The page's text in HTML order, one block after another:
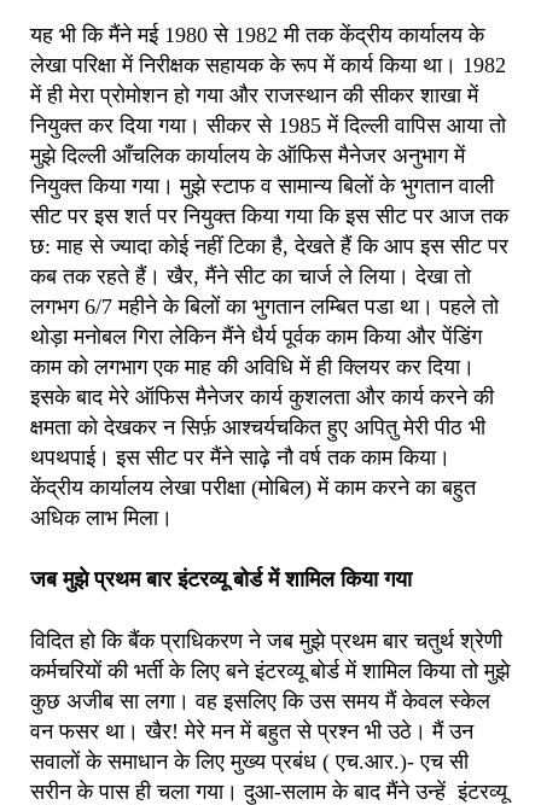
यह भी कि मैंने मई 1980 से 1982 मी तक केंद्रीय कार्यालय के
लेखा परिक्षा में निरीक्षक सहायक के रूप में कार्य किया था। 1982
में ही मेरा प्रोमोशन हो गया और राजस्थान की सीकर शाखा में
नियुक्त कर दिया गया। सीकर से 1985 में दिल्ली वापिस आया तो
मुझे दिल्ली आँचलिक कार्यालय के ऑफिस मैनेजर अनुभाग में
नियुक्त किया गया। मुझे स्टाफ व सामान्य बिलों के भुगतान वाली
सीट पर इस शर्त पर नियुक्त किया गया कि इस सीट पर आज तक
छ: माह से ज्यादा कोई नहीं टिका है, देखते हैं कि आप इस सीट पर
कब तक रहते हैं। खैर, मैंने सीट का चार्ज ले लिया। देखा तो
लगभग 6/7 महीने के बिलों का भुगतान लम्बित पडा था। पहले तो
थोड़ा मनोबल गिरा लेकिन मैंने धैर्य पूर्वक काम किया और पेंडिंग
काम को लगभाग एक माह की अविधि में ही क्लियर कर दिया।
इसके बाद मेरे ऑफिस मैनेजर कार्य कुशलता और कार्य करने की
क्षमता को देखकर न सिर्फ़ आश्चर्यचकित हुए अपितु मेरी पीठ भी
थपथपाई। इस सीट पर मैंने साढ़े नौ वर्ष तक काम किया।
केंद्रीय कार्यालय लेखा परीक्षा (मोबिल) में काम करने का बहुत
अधिक लाभ मिला।
जब मुझे प्रथम बार इंटरव्यू बोर्ड में शामिल किया गया
विदित हो कि बैंक प्राधिकरण ने जब मुझे प्रथम बार चतुर्थ श्रेणी
कर्मचरियों की भर्ती के लिए बने इंटरव्यू बोर्ड में शामिल किया तो मुझे
कुछ अजीब सा लगा। वह इसलिए कि उस समय मैं केवल स्केल
वन फसर था। खैर! मेरे मन में बहुत से प्रश्न भी उठे। मैं उन
सवालों के समाधान के लिए मुख्य प्रबंध ( एच.आर.)- एच सी
सरीन के पास ही चला गया। दुआ-सलाम के बाद मैंने उन्हें इंटरव्यू